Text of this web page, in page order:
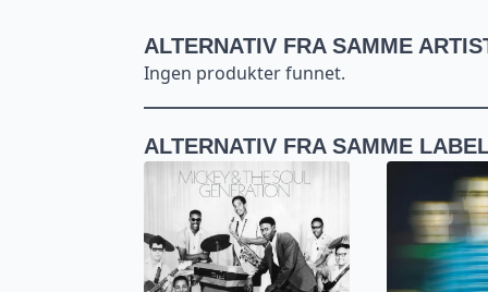
ALTERNATIV FRA SAMME
Ingen produkter funnet.
ALTERNATIV FRA SAMME